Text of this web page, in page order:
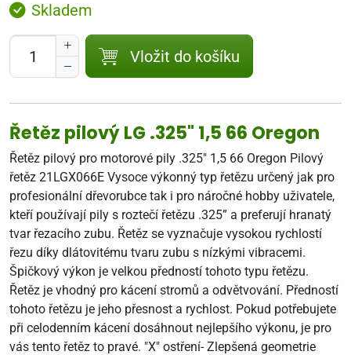
Skladem
Vložit do košíku
Řetěz pilový LG .325" 1,5 66 Oregon
Řetěz pilový pro motorové pily .325" 1,5 66 Oregon Pilový
řetěz 21LGX066E Vysoce výkonný typ řetězu určený jak pro
profesionální dřevorubce tak i pro náročné hobby uživatele,
kteří používají pily s roztečí řetězu .325” a preferují hranatý
tvar řezacího zubu. Řetěz se vyznačuje vysokou rychlostí
řezu díky dlátovitému tvaru zubu s nízkými vibracemi.
Špičkový výkon je velkou předností tohoto typu řetězu.
Řetěz je vhodný pro kácení stromů a odvětvování. Předností
tohoto řetězu je jeho přesnost a rychlost. Pokud potřebujete
při celodenním kácení dosáhnout nejlepšího výkonu, je pro
vás tento řetěz to pravé. "X" ostření- Zlepšená geometrie